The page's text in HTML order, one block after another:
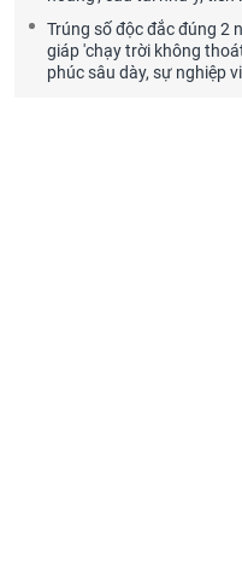
Trúng số độc đắc đúng 2
giáp 'chạy trời không
phúc sâu dày, sự nghiệp